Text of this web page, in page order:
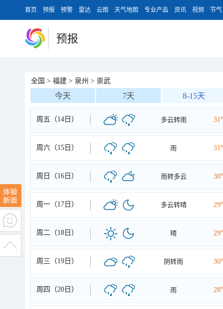
首页 预报 预警 雷达 云图 天气地图 专业产品 资讯 视频 节气
预报
全国 > 福建 > 泉州 > 崇武
今天 7天 8-15天
周五（14日） 多云转雨
周六（15日） 雨
周日（16日） 雨转多云
周一（17日） 多云转晴
周二（18日） 晴
周三（19日） 阴转雨
周四（20日） 雨